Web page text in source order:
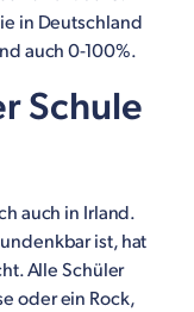
in Deutschland
auch 0-100%.
Schule
auch in Irland.
ist, hat
Alle Schüler
oder ein Rock,